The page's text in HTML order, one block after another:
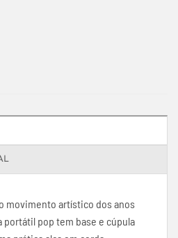
movimento artístico dos anos
portátil pop tem base e cúpula